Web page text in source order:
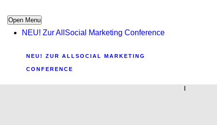
Open Menu
NEU! Zur AllSocial Marketing Conference
NEU! ZUR ALLSOCIAL MARKETING
CONFERENCE
|